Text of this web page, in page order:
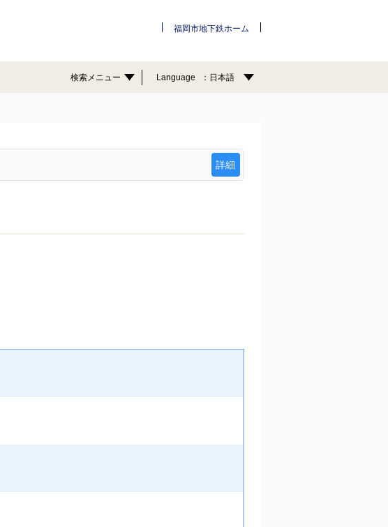
福岡市地下鉄ホーム
検索メニュー Language 日本語
詳細